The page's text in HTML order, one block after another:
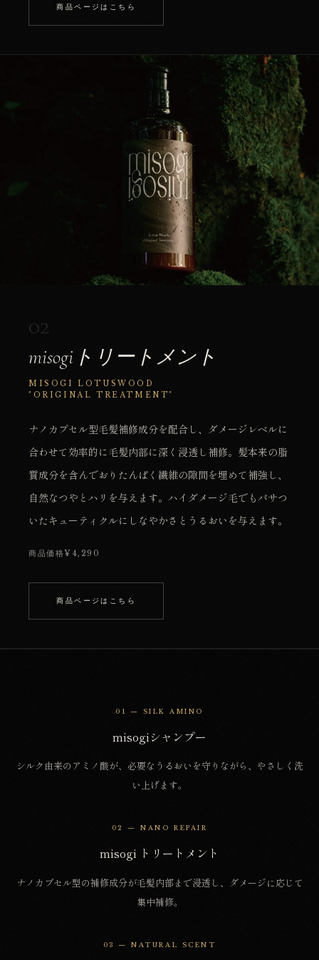
商品ページはこちら
02
misogiトリートメント
MISOGI LOTUSWOOD
"ORIGINAL TREATMENT"
ナノカプセル型毛髪補修成分を配合し、ダメージレベルに
合わせて効率的に毛髪内部に深く浸透し補修。髪本来の脂
質成分を含んでおりたんぱく繊維の隙間を埋めて補強し、
自然なつやとハリを与えます。ハイダメージ毛でもパサつ
いたキューティクルにしなやかさとうるおいを与えます。
商品価格¥4,290
商品ページはこちら
01 — SILK AMINO
misogiシャンプー
シルク由来のアミノ酸が、必要なうるおいを守りながら、やさしく洗
い上げます。
02 — NANO REPAIR
misogi トリートメント
ナノカプセル型の補修成分が毛髪内部まで浸透し、ダメージに応じて
集中補修。
03 — NATURAL SCENT